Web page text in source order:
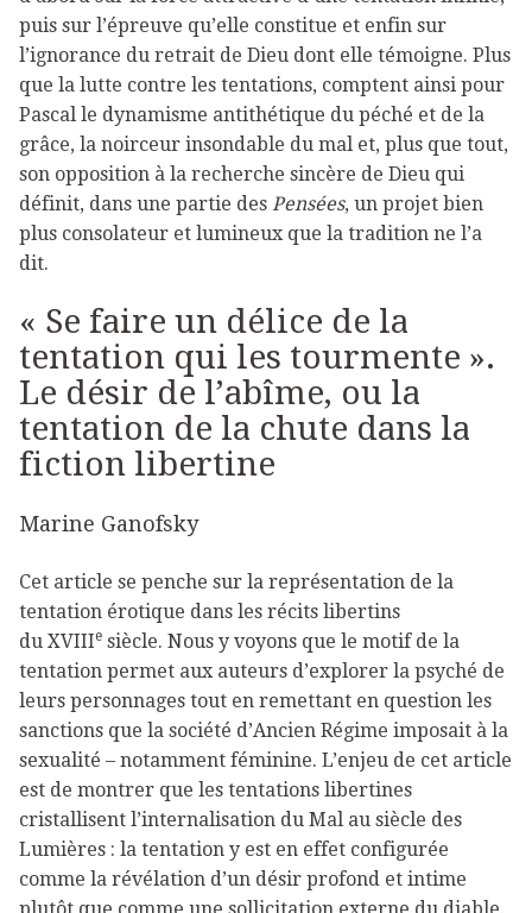
puis sur l’épreuve qu’elle constitue et enfin sur
l’ignorance du retrait de Dieu dont elle témoigne. Plus
que la lutte contre les tentations, comptent ainsi pour
Pascal le dynamisme antithétique du péché et de la
grâce, la noirceur insondable du mal et, plus que tout,
son opposition à la recherche sincère de Dieu qui
définit, dans une partie des Pensées, un projet bien
plus consolateur et lumineux que la tradition ne l’a
dit.
« Se faire un délice de la
tentation qui les tourmente ».
Le désir de l’abîme, ou la
tentation de la chute dans la
fiction libertine
Marine Ganofsky
Cet article se penche sur la représentation de la
tentation érotique dans les récits libertins
du XVIIIe siècle. Nous y voyons que le motif de la
tentation permet aux auteurs d’explorer la psyché de
leurs personnages tout en remettant en question les
sanctions que la société d’Ancien Régime imposait à la
sexualité – notamment féminine. L’enjeu de cet article
est de montrer que les tentations libertines
cristallisent l’internalisation du Mal au siècle des
Lumières : la tentation y est en effet configurée
comme la révélation d’un désir profond et intime